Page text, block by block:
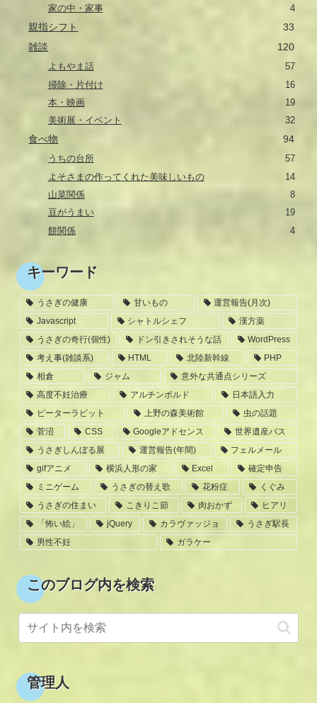
家の中・家事
4
親指シフト
33
雑談
120
よもやま話
57
掃除・片付け
16
本・映画
19
美術展・イベント
32
食べ物 94
うちの台所
57
よそさまの作ってくれた美味しいもの
14
山菜関係
8
豆がうまい
19
餅関係
4
キーワード
うさぎの健康 甘いもの
運営報告(月次)
Javascript
シャトルシェフ
漢方薬
うさぎの奇行(個性)
ドン引きされそうな話
WordPress
考え事(雑談系)
HTML 北陸新幹線
PHP
相倉
ジャム
意外な共通点シリーズ
高度不妊治療
アルチンボルド
日本語入力
ピーターラビット
上野の森美術館
虫の話題
菅沼
CSS Googleアドセンス
世界遺産バス
うさぎしんぼる展
運営報告(年間)
フェルメール
gifアニメ
横浜人形の家 Excel
確定申告
ミニゲーム
うさぎの替え歌 花粉症
くぐみ
うさぎの住まい
こきりこ節 肉おかず
ヒアリ
「怖い絵」
jQuery カラヴァッジョ
うさぎ駅長
男性不妊
ガラケー
このブログ内を検索
管理人